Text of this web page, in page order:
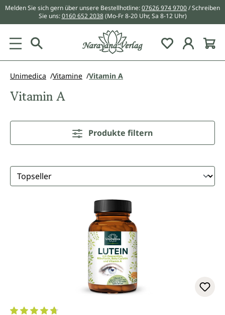
springen
Melden Sie sich gern über unsere Bestellhotline:07626 974 9700/ Schreiben
Sie uns:0160 652 2038 (Mo-Fr 8-20 Uhr, Sa 8-12 Uhr)
Du hast 0
Unimedica Vitamine Vitamin A
Vitamin A
Produkte filtern